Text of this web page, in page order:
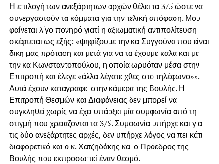
Η επιλογή των ανεξάρτητων αρχών θέλει τα 3/5 ώστε να
συνεργαστούν τα κόμματα για την τελική απόφαση. Μου
φαίνεται λίγο πονηρό γιατί η αξιωματική αντιπολίτευση
σκέφτεται ως εξής: «ψηφίζουμε την κα Συγγούνα που είναι
δική μας πρόταση και μετά για να τα έχουμε καλά και με
την κα Κωνσταντοπούλου, η οποία ωρυόταν μέσα στην
Επιτροπή και έλεγε «άλλα λέγατε χθες στο τηλέφωνο»».
Αυτά έχουν καταγραφεί στην κάμερα της Βουλής. Η
Επιτροπή Θεσμών και Διαφάνειας δεν μπορεί να
συγκληθεί χωρίς να έχει υπάρξει μία συμφωνία από τη
στιγμή που χρειάζονται τα 3/5. Συμφωνία υπήρχε και για
τις δύο ανεξάρτητες αρχές, δεν υπήρχε λόγος να πει κάτι
διαφορετικό και ο κ. Χατζηδάκης και ο Πρόεδρος της
Βουλής που εκπροσωπεί έναν θεσμό.